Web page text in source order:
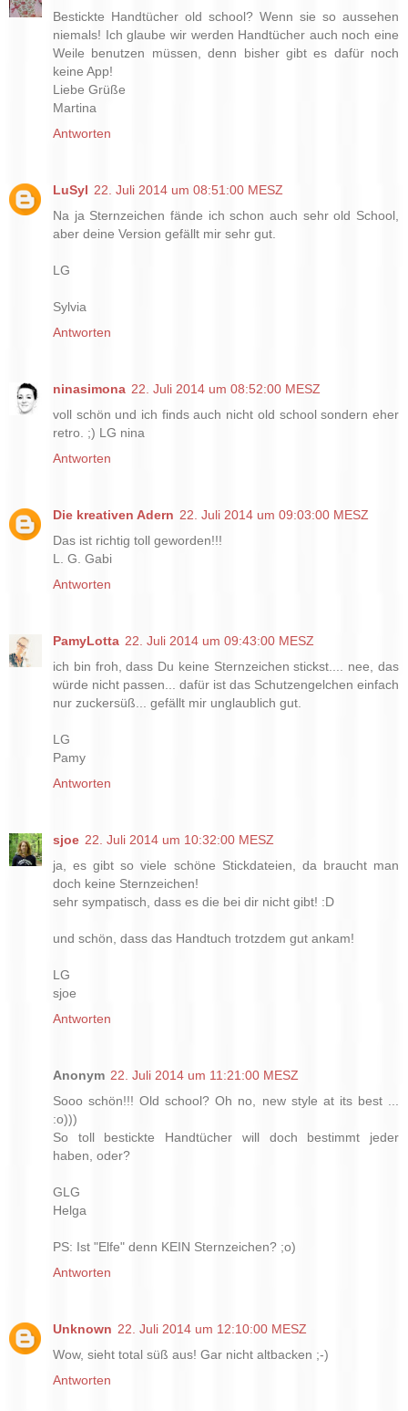
Bestickte Handtücher old school? Wenn sie so aussehen
niemals! Ich glaube wir werden Handtücher auch noch eine
Weile benutzen müssen, denn bisher gibt es dafür noch
keine App!
Liebe Grüße
Martina
Antworten
LuSyl 22. Juli 2014 um 08:51:00 MESZ
Na ja Sternzeichen fände ich schon auch sehr old School,
aber deine Version gefällt mir sehr gut.
LG
Sylvia
Antworten
ninasimona 22. Juli 2014 um 08:52:00 MESZ
voll schön und ich finds auch nicht old school sondern eher
retro. ;) LG nina
Antworten
Die kreativen Adern 22. Juli 2014 um 09:03:00 MESZ
Das ist richtig toll geworden!!!
L. G. Gabi
Antworten
PamyLotta 22. Juli 2014 um 09:43:00 MESZ
ich bin froh, dass Du keine Sternzeichen stickst.... nee, das
würde nicht passen... dafür ist das Schutzengelchen einfach
nur zuckersüß... gefällt mir unglaublich gut.
LG
Pamy
Antworten
sjoe 22. Juli 2014 um 10:32:00 MESZ
ja, es gibt so viele schöne Stickdateien, da braucht man
doch keine Sternzeichen!
sehr sympatisch, dass es die bei dir nicht gibt! :D
und schön, dass das Handtuch trotzdem gut ankam!
LG
sjoe
Antworten
Anonym 22. Juli 2014 um 11:21:00 MESZ
Sooo schön!!! Old school? Oh no, new style at its best ...
:o)))
So toll bestickte Handtücher will doch bestimmt jeder
haben, oder?
GLG
Helga
PS: Ist "Elfe" denn KEIN Sternzeichen? ;o)
Antworten
Unknown 22. Juli 2014 um 12:10:00 MESZ
Wow, sieht total süß aus! Gar nicht altbacken ;-)
Antworten